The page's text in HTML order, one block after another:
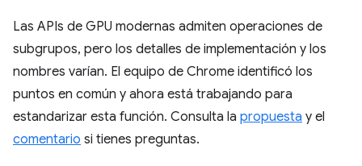
Las APIs de GPU modernas admiten operaciones de
subgrupos, pero los detalles de implementación y los
nombres varían. El equipo de Chrome identificó los
puntos en común y ahora está trabajando para
estandarizar esta función. Consulta la propuesta y el
comentario si tienes preguntas.